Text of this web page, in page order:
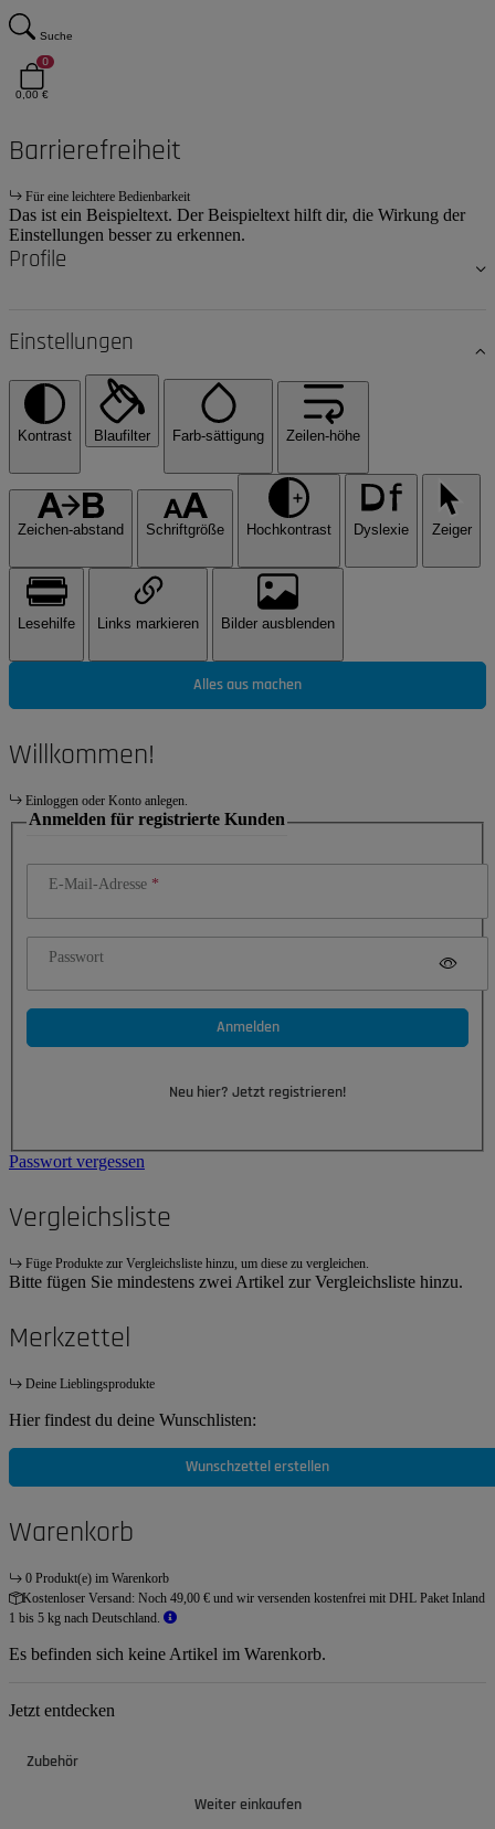
Suche
0
0,00 €
Barrierefreiheit
Für eine leichtere Bedienbarkeit
Das ist ein Beispieltext. Der Beispieltext hilft dir, die Wirkung der
Einstellungen besser zu erkennen.
Profile
Einstellungen
Kontrast Blaufilter Farb-sättigung Zeilen-höhe
Zeichen-abstand Schriftgröße Hochkontrast Dyslexie Zeiger
Lesehilfe Links markieren Bilder ausblenden
Alles aus machen
Willkommen!
Einloggen oder Konto anlegen.
Anmelden für registrierte Kunden
E-Mail-Adresse
Passwort
Anmelden
Neu hier? Jetzt registrieren!
Passwort vergessen
Vergleichsliste
Füge Produkte zur Vergleichsliste hinzu, um diese zu vergleichen.
Bitte fügen Sie mindestens zwei Artikel zur Vergleichsliste hinzu.
Merkzettel
Deine Lieblingsprodukte
Hier findest du deine Wunschlisten:
Wunschzettel erstellen
Warenkorb
0 Produkt(e) im Warenkorb
Kostenloser Versand: Noch 49,00 € und wir versenden kostenfrei mit DHL Paket Inland
1 bis 5 kg nach Deutschland.
Es befinden sich keine Artikel im Warenkorb.
Jetzt entdecken
Zubehör
Weiter einkaufen